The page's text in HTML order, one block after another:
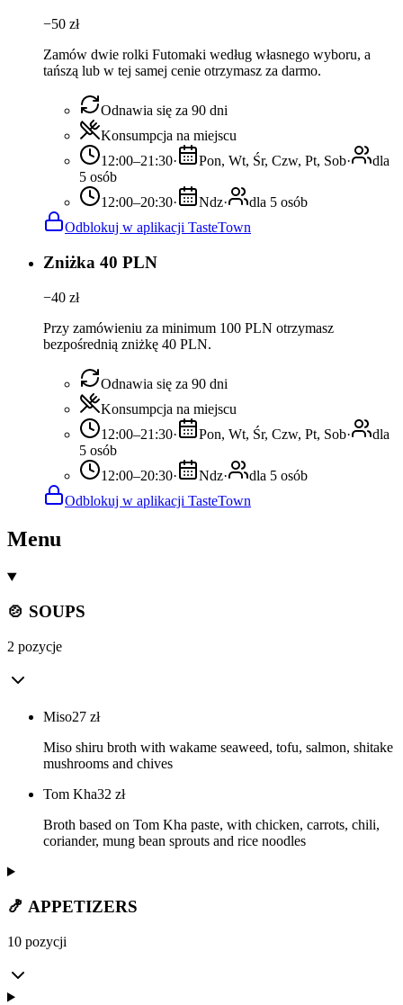
−50 zł
Zamów dwie rolki Futomaki według własnego wyboru, a
tańszą lub w tej samej cenie otrzymasz za darmo.
Odnawia się za 90 dni
Konsumpcja na miejscu
12:00–21:30· Pon, Wt, Śr, Czw, Pt, Sob·
dla
5 osób
12:00–20:30· Ndz·
dla 5 osób
Odblokuj w aplikacji TasteTown
Zniżka 40 PLN
−40 zł
Przy zamówieniu za minimum 100 PLN otrzymasz
bezpośrednią zniżkę 40 PLN.
Odnawia się za 90 dni
Konsumpcja na miejscu
12:00–21:30· Pon, Wt, Śr, Czw, Pt, Sob·
dla
5 osób
12:00–20:30· Ndz·
dla 5 osób
Odblokuj w aplikacji TasteTown
Menu
🍲 SOUPS
2 pozycje
Miso27 zł
Miso shiru broth with wakame seaweed, tofu, salmon, shitake
mushrooms and chives
Tom Kha32 zł
Broth based on Tom Kha paste, with chicken, carrots, chili,
coriander, mung bean sprouts and rice noodles
🍤 APPETIZERS
10 pozycji